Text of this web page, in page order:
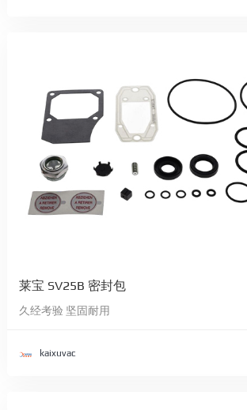
莱宝 SV25B 密封包
久经考验 坚固耐用
kaixuvac